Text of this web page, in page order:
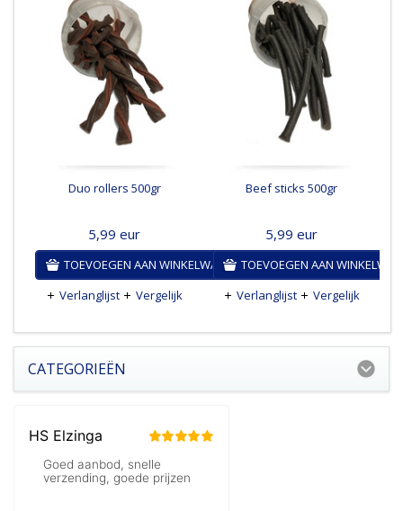
Duo rollers 500gr
5,99eur
TOEVOEGEN AAN WINKELWAGEN
Verlanglijst
Vergelijk
Beef sticks 500gr
5,99eur
TOEVOEGEN AAN
Verlanglijst
Vergelijk
CATEGORIEËN